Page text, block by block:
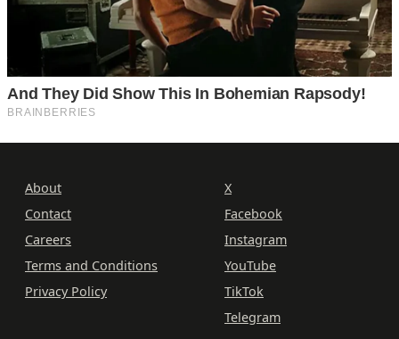
About
Contact
Careers
Terms and Conditions
Privacy Policy
X
Facebook
Instagram
YouTube
TikTok
Telegram